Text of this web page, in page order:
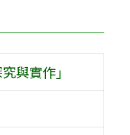
與實作」